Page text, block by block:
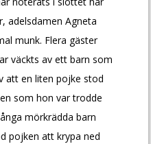
adelsdamen Agneta
munk. Flera gäster
väckts av ett barn som
att en liten pojke stod
som hon var trodde
mörkrädda barn
pojken att krypa ned